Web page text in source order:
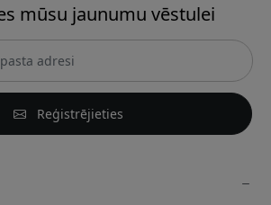
mūsu jaunumu vēstulei
Reģistrējieties